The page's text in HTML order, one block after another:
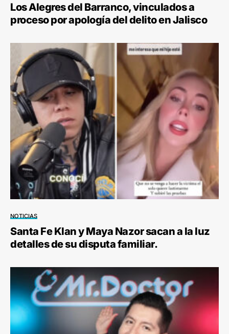
Los Alegres del Barranco, vinculados a
proceso por apología del delito en Jalisco
NOTICIAS
Santa Fe Klan y Maya Nazor sacan a la luz
detalles de su disputa familiar.